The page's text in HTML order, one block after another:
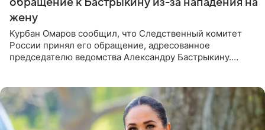
жену
Курбан Омаров сообщил, что Следственный комитет
России принял его обращение, адресованное
председателю ведомства Александру Бастрыкину.